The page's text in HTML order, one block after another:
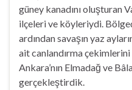
güney kanadını oluşturan
ilçeleri ve köyleriydi.
ardından savaşın yaz
ait canlandırma
Ankara’nın Elmadağ ve
gerçekleştirdik.